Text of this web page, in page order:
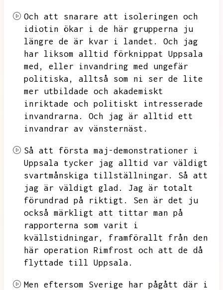
Och att snarare att isoleringen och
idiotin ökar i de här grupperna ju
längre de är kvar i landet.
Och jag
har liksom alltid förknippat Uppsala
med,
eller invandring med ungefär
politiska,
alltså som ni ser de lite
mer utbildade och akademiskt
inriktade och politiskt intresserade
invandrarna.
Och jag är alltid ett
invandrar av vänsternäst.
Så att första maj-demonstrationer i
Uppsala tycker jag alltid var väldigt
svartmånskiga tillställningar.
Så att
jag är väldigt glad.
Jag är totalt
förundrad på riktigt.
Sen är det ju
också märkligt att tittar man på
rapporterna som varit i
kvällstidningar,
framförallt från den
här operation Rimfrost och att de då
flyttade till Uppsala.
Men eftersom Sverige har pågått där i